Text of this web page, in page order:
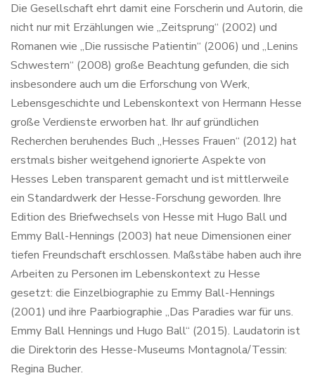
Die Gesellschaft ehrt damit eine Forscherin und Autorin, die
nicht nur mit Erzählungen wie „Zeitsprung“ (2002) und
Romanen wie „Die russische Patientin“ (2006) und „Lenins
Schwestern“ (2008) große Beachtung gefunden, die sich
insbesondere auch um die Erforschung von Werk,
Lebensgeschichte und Lebenskontext von Hermann Hesse
große Verdienste erworben hat. Ihr auf gründlichen
Recherchen beruhendes Buch „Hesses Frauen“ (2012) hat
erstmals bisher weitgehend ignorierte Aspekte von
Hesses Leben transparent gemacht und ist mittlerweile
ein Standardwerk der Hesse-Forschung geworden. Ihre
Edition des Briefwechsels von Hesse mit Hugo Ball und
Emmy Ball-Hennings (2003) hat neue Dimensionen einer
tiefen Freundschaft erschlossen. Maßstäbe haben auch ihre
Arbeiten zu Personen im Lebenskontext zu Hesse
gesetzt: die Einzelbiographie zu Emmy Ball-Hennings
(2001) und ihre Paarbiographie „Das Paradies war für uns.
Emmy Ball Hennings und Hugo Ball“ (2015). Laudatorin ist
die Direktorin des Hesse-Museums Montagnola/Tessin:
Regina Bucher.